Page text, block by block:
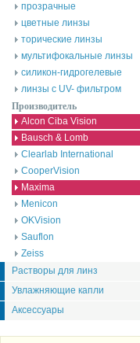
прозрачные
цветные линзы
торические линзы
мультифокальные линзы
силикон-гидрогелевые
линзы с UV- фильтром
Производитель
Alcon Ciba Vision
Bausch & Lomb
Clearlab International
CooperVision
Maxima
Menicon
OKVision
Sauflon
Zeiss
Растворы для линз
Увлажняющие капли
Аксессуары